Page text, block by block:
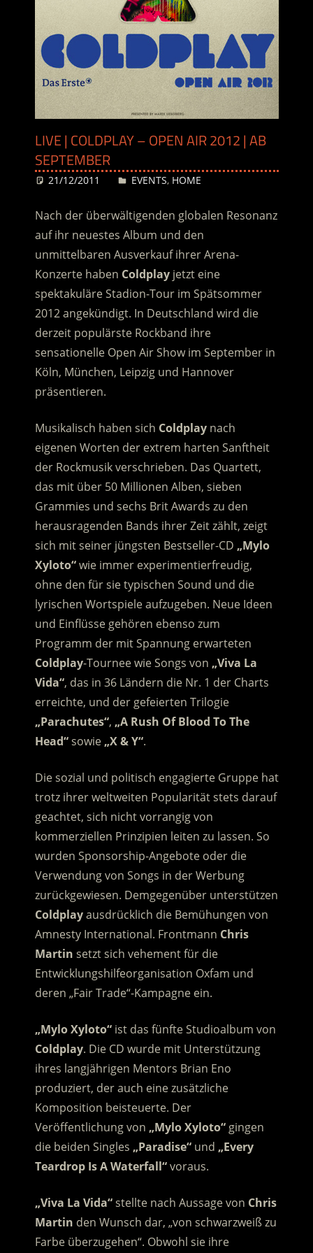
LIVE | COLDPLAY – OPEN AIR 2012 | AB
SEPTEMBER
21/12/2011 Desiree
EVENTS, HOME
Nach der überwältigenden globalen Resonanz
auf ihr neuestes Album und den
unmittelbaren Ausverkauf ihrer Arena-
Konzerte haben Coldplayjetzt eine
spektakuläre Stadion-Tour im Spätsommer
2012 angekündigt. In Deutschland wird die
derzeit populärste Rockband ihre
sensationelle Open Air Show im September in
Köln, München, Leipzig und Hannover
präsentieren.
Musikalisch haben sich Coldplaynach
eigenen Worten der extrem harten Sanftheit
der Rockmusik verschrieben. Das Quartett,
das mit über 50 Millionen Alben, sieben
Grammies und sechs Brit Awards zu den
herausragenden Bands ihrer Zeit zählt, zeigt
sich mit seiner jüngsten Bestseller-CD „Mylo
Xyloto“wie immer experimentierfreudig,
ohne den für sie typischen Sound und die
lyrischen Wortspiele aufzugeben. Neue Ideen
und Einflüsse gehören ebenso zum
Programm der mit Spannung erwarteten
Coldplay-Tournee wie Songs von „Viva La
Vida“, das in 36 Ländern die Nr. 1 der Charts
erreichte, und der gefeierten Trilogie
„Parachutes“, „A Rush Of Blood To The
Head“sowie „X & Y“.
Die sozial und politisch engagierte Gruppe hat
trotz ihrer weltweiten Popularität stets darauf
geachtet, sich nicht vorrangig von
kommerziellen Prinzipien leiten zu lassen. So
wurden Sponsorship-Angebote oder die
Verwendung von Songs in der Werbung
zurückgewiesen. Demgegenüber unterstützen
Coldplayausdrücklich die Bemühungen von
Amnesty International. Frontmann Chris
Martin setzt sich vehement für die
Entwicklungshilfeorganisation Oxfam und
deren „Fair Trade“-Kampagne ein.
„Mylo Xyloto“ist das fünfte Studioalbum von
Coldplay. Die CD wurde mit Unterstützung
ihres langjährigen Mentors Brian Eno
produziert, der auch eine zusätzliche
Komposition beisteuerte. Der
Veröffentlichung von „Mylo Xyloto“gingen
die beiden Singles „Paradise“und „Every
Teardrop Is A Waterfall“voraus.
„Viva La Vida“stellte nach Aussage von Chris
Martin den Wunsch dar, „von schwarzweiß zu
Farbe überzugehen“. Obwohl sie ihre